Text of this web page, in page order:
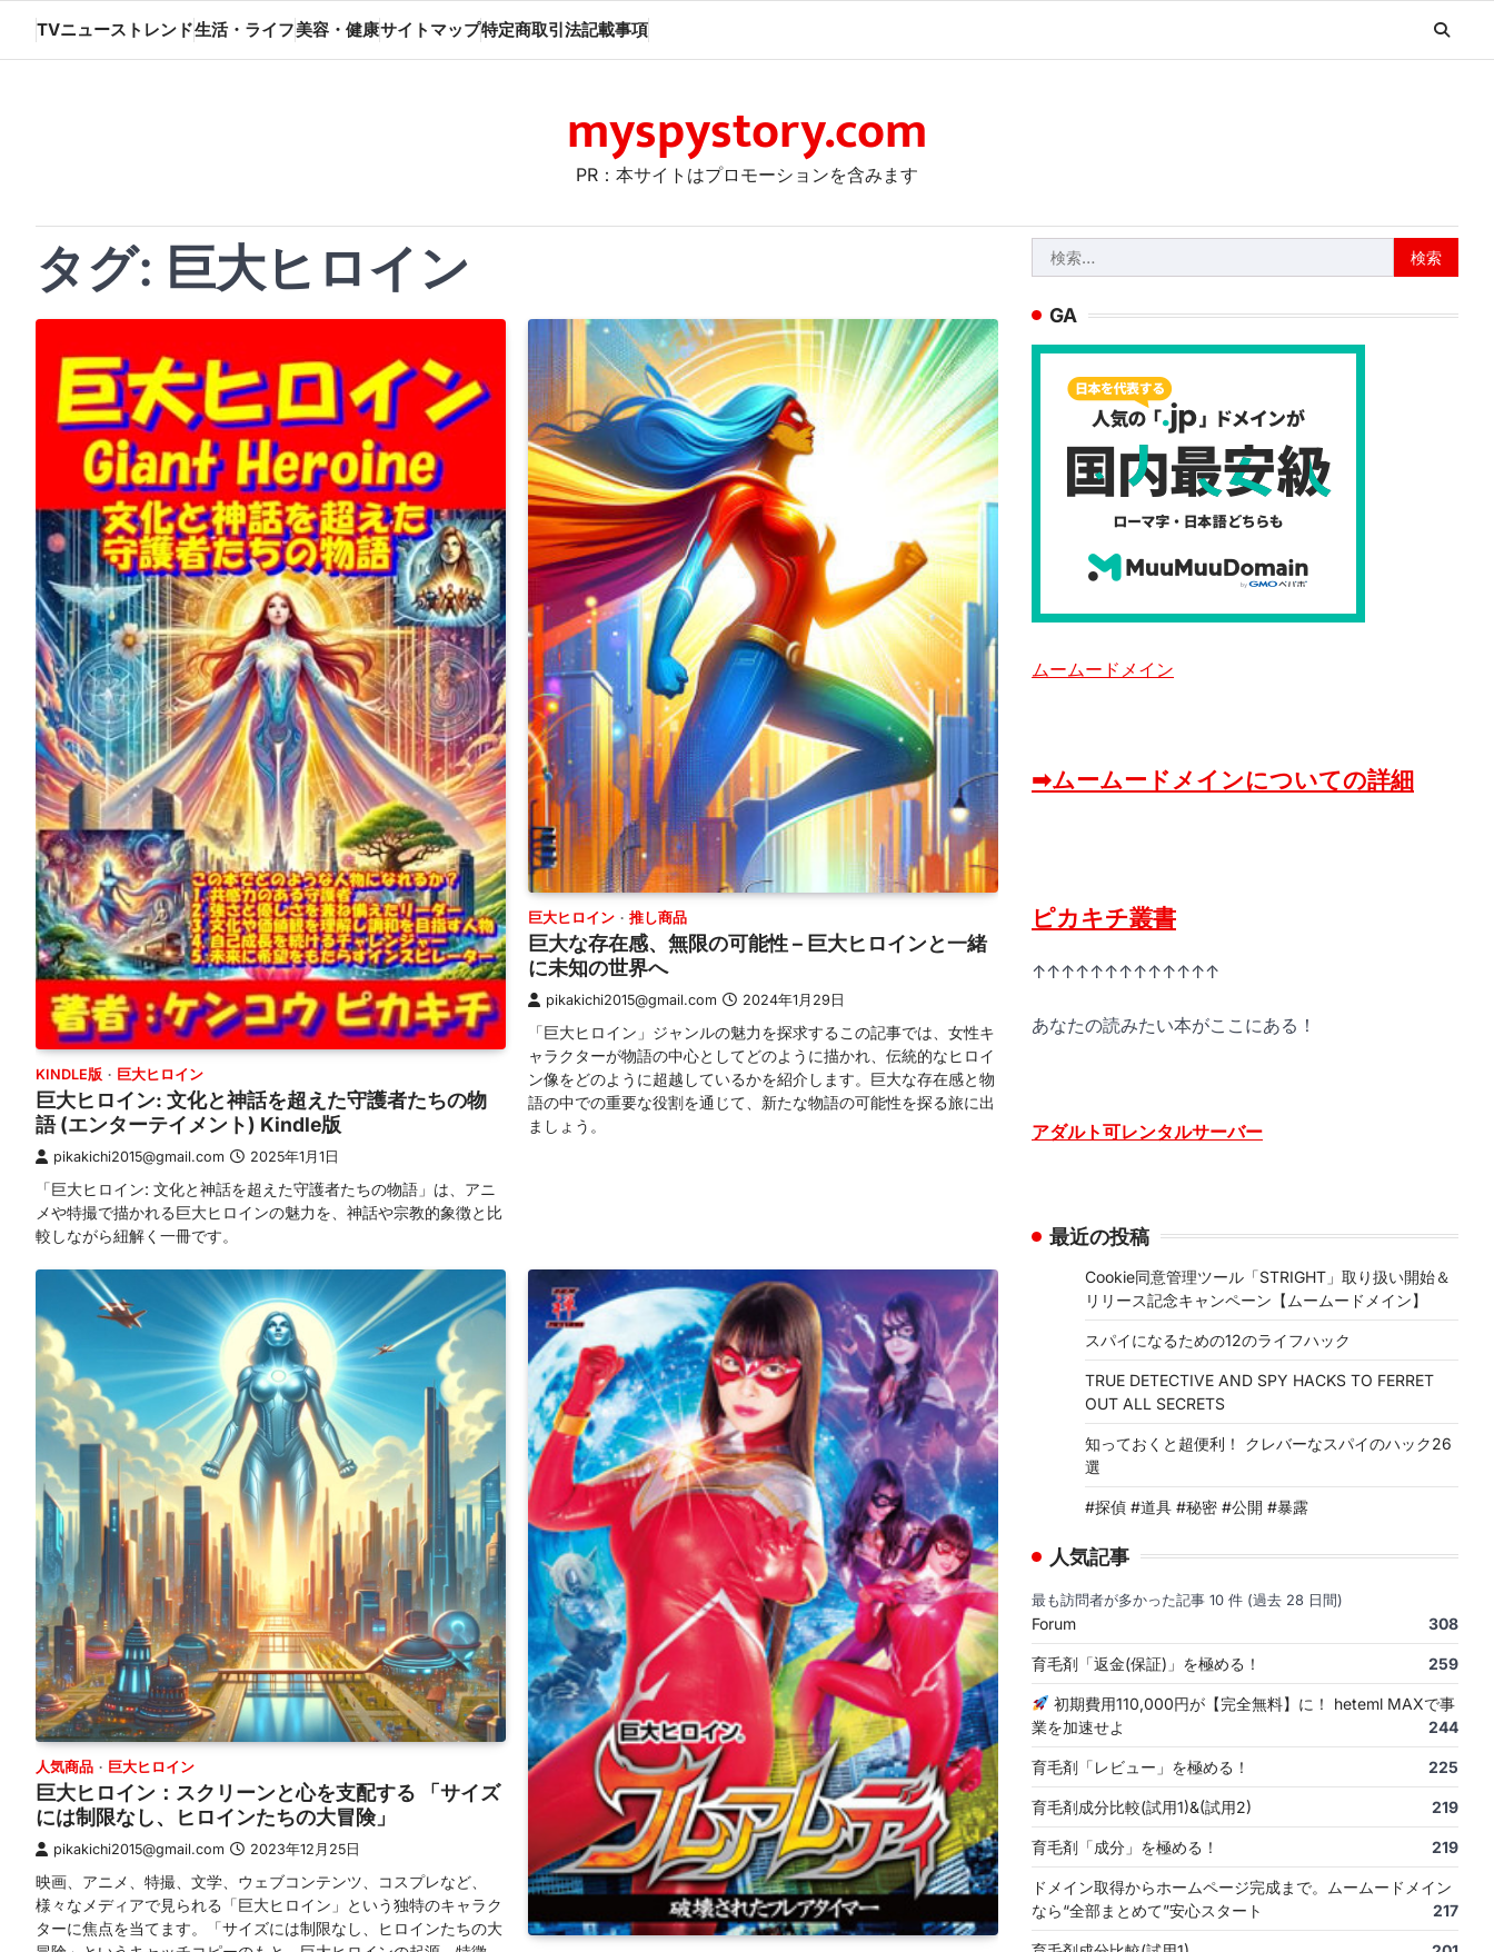
content
TVニューストレンド生活・ライフ美容・健康サイトマップ特定商取引法記載事項
myspystory.com
PR：本サイトはプロモーションを含みます
タグ: 巨大ヒロイン
KINDLE版 巨大ヒロイン
巨大ヒロイン: 文化と神話を超えた守護者たちの物
語 (エンターテイメント) Kindle版
pikakichi2015@gmail.com 2025年1月1日
「巨大ヒロイン: 文化と神話を超えた守護者たちの物語」は、アニ
メや特撮で描かれる巨大ヒロインの魅力を、神話や宗教的象徴と比
較しながら紐解く一冊です。
巨大ヒロイン 推し商品
巨大な存在感、無限の可能性 – 巨大ヒロインと一緒
に未知の世界へ
pikakichi2015@gmail.com 2024年1月29日
「巨大ヒロイン」ジャンルの魅力を探求するこの記事では、女性キ
ャラクターが物語の中心としてどのように描かれ、伝統的なヒロイ
ン像をどのように超越しているかを紹介します。巨大な存在感と物
語の中での重要な役割を通じて、新たな物語の可能性を探る旅に出
ましょう。
人気商品 巨大ヒロイン
巨大ヒロイン：スクリーンと心を支配する 「サイズ
には制限なし、ヒロインたちの大冒険」
pikakichi2015@gmail.com 2023年12月25日
映画、アニメ、特撮、文学、ウェブコンテンツ、コスプレなど、
様々なメディアで見られる「巨大ヒロイン」という独特のキャラク
ターに焦点を当てます。「サイズには制限なし、ヒロインたちの大
索:
GA
ムームードメイン
➡ムームードメインについての詳細
ピカキチ叢書
↑↑↑↑↑↑↑↑↑↑↑↑↑
あなたの読みたい本がここにある！
アダルト可レンタルサーバー
最近の投稿
Cookie同意管理ツール「STRIGHT」取り扱い開始＆
リリース記念キャンペーン【ムームードメイン】
スパイになるための12のライフハック
TRUE DETECTIVE AND SPY HACKS TO FERRET
OUT ALL SECRETS
知っておくと超便利！ クレバーなスパイのハック26
選
#探偵 #道具 #秘密 #公開 #暴露
人気記事
最も訪問者が多かった記事 10 件 (過去 28 日間)
Forum 308
育毛剤「返金(保証)」を極める！ 259
初期費用110,000円が【完全無料】に！ heteml MAXで事
業を加速せよ
244
育毛剤「レビュー」を極める！ 225
育毛剤成分比較(試用1)&(試用2) 219
育毛剤「成分」を極める！ 219
ドメイン取得からホームページ完成まで。ムームードメイン
なら“全部まとめて”安心スタート
217